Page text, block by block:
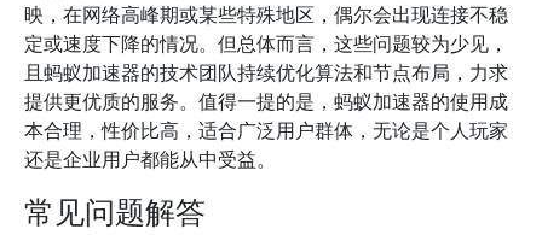
映，在网络高峰期或某些特殊地区，偶尔会出现连接不稳
定或速度下降的情况。但总体而言，这些问题较为少见，
且蚂蚁加速器的技术团队持续优化算法和节点布局，力求
提供更优质的服务。值得一提的是，蚂蚁加速器的使用成
本合理，性价比高，适合广泛用户群体，无论是个人玩家
还是企业用户都能从中受益。
常见问题解答